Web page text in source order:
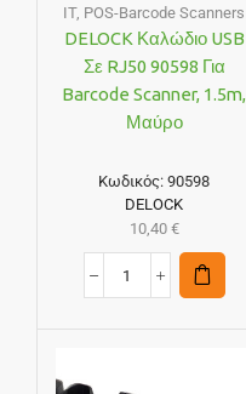
IT, POS-Barcode Scanners
DELOCK Καλώδιο USB
Σε RJ50 90598 Για
Barcode Scanner, 1.5m,
Μαύρο
Κωδικός:90598
DELOCK
10,40 €